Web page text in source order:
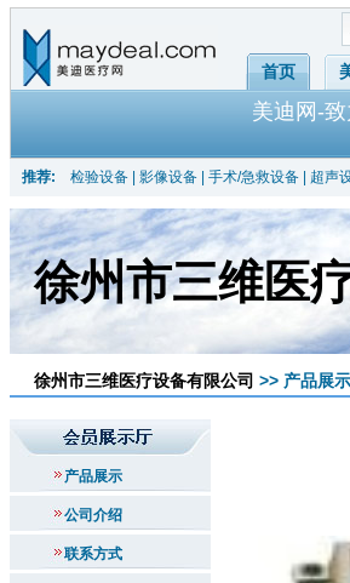
首页
美迪网-
推荐: 检验设备 影像设备 手术/急救设备 超声
徐州市三维医
徐州市三维医疗设备有限公司 >> 产品展
产品展示
公司介绍
联系方式